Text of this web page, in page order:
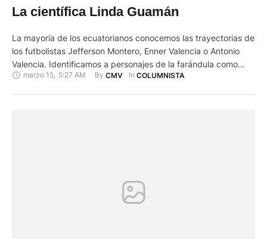
La científica Linda Guamán
La mayoría de los ecuatorianos conocemos las trayectorias de
los futbolistas Jefferson Montero, Enner Valencia o Antonio
Valencia. Identificamos a personajes de la farándula como
David Reinoso, Mariela Viteri, la bella Erika Vélez. Sabemos del
marzo 15, 5:27 AM By CMV In COLUMNISTA